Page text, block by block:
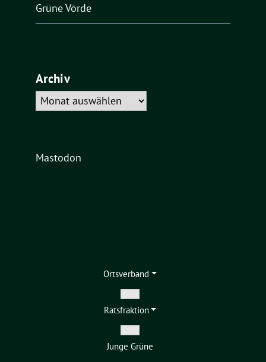
Grüne Vörde
Archiv
Archiv
Mastodon
Ortsverband
Zeige
Untermenü
Ratsfraktion
Zeige
Untermenü
Junge Grüne